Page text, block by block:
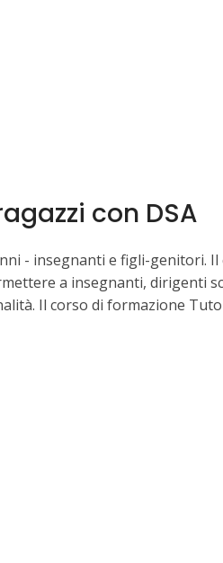
con DSA
- insegnanti e figli-genitori.
a insegnanti, dirigenti
Il corso di formazione